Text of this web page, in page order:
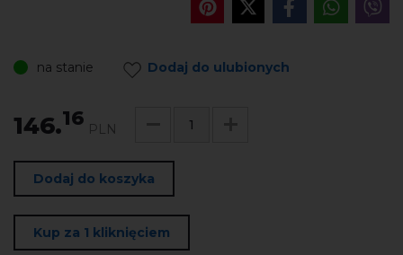
na stanie Dodaj do ulubionych
146.16 PLN
Dodaj do koszyka
Kup za 1 kliknięciem